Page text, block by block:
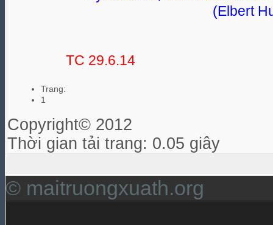
(Elbert
TC 29.6.14
Trang:
1
Copyright© 2012
Thời gian tải trang: 0.05 giây
© maitruongxuath.org